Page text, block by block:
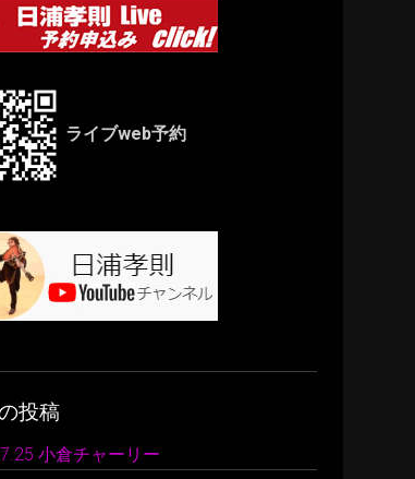
ライブweb予約
投稿
小倉チャーリー